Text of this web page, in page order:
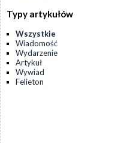
Typy artykułów
Wszystkie
Wiadomość
Wydarzenie
Artykuł
Wywiad
Felieton